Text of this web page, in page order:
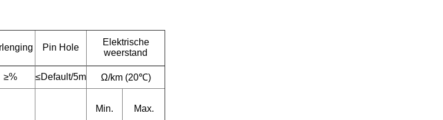
Pin Hole
Elektrische
weerstand
≥% ≤Default/5m Ω/km (20℃)
Min. Max.